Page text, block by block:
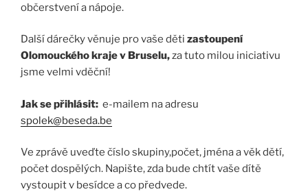
občerstvení a nápoje.
Další dárečky věnuje pro vaše děti zastoupení
Olomouckého kraje v Bruselu,za tuto milou iniciativu
jsme velmi vděční!
Jak se přihlásit: e-mailem na adresu
spolek@beseda.be
Ve zprávě uveďte číslo skupiny,počet, jména a věk dětí,
počet dospělých. Napište, zda bude chtít vaše dítě
vystoupit v besídce a co předvede.